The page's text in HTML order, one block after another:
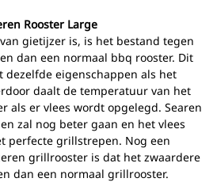
Rooster Large
gietijzer is, is het bestand tegen
dan een normaal bbq rooster. Dit
eigenschappen als het
daalt de temperatuur van het
als er vlees wordt opgelegd. Searen
zal nog beter gaan en het vlees
perfecte grillstrepen. Nog een
grillrooster is dat het zwaardere
dan een normaal grillrooster.